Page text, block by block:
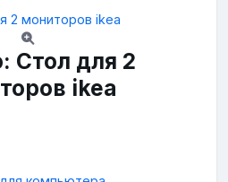
Стол для 2
ikea